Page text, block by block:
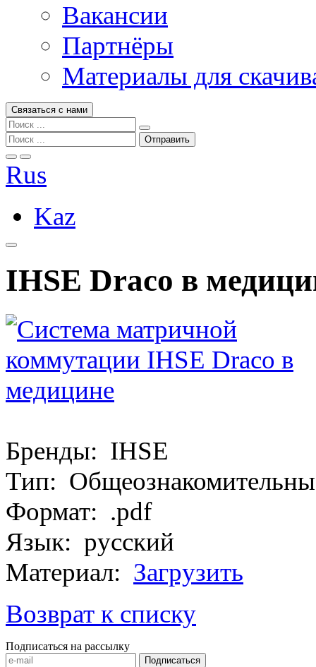
Вакансии
Партнёры
Материалы для
Связаться с нами
Rus
Kaz
IHSE Draco в
Бренды: IHSE
Тип:
Формат: .pdf
Язык: русский
Материал: Загрузить
Возврат к списку
Подписаться на рассылку
Подписаться